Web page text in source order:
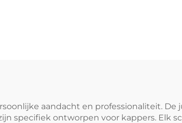
aandacht en professionaliteit. De
specifiek ontworpen voor kappers. Elk